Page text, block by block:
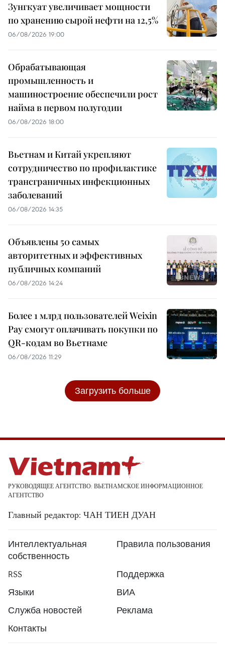
Зунгкуат увеличивает мощности
по хранению сырой нефти на 12,5%
06/08/2026 19:00
Обрабатывающая
промышленность и
машиностроение обеспечили рост
найма в первом полугодии
06/08/2026 18:00
Вьетнам и Китай укрепляют
сотрудничество по профилактике
трансграничных инфекционных
заболеваний
06/08/2026 14:35
Объявлены 50 самых
авторитетных и эффективных
публичных компаний
06/08/2026 14:24
Более 1 млрд пользователей Weixin
Pay смогут оплачивать покупки по
QR-кодам во Вьетнаме
06/08/2026 11:29
Загрузить больше
РУКОВОДЯЩЕЕ АГЕНТСТВО: ВЬЕТНАМСКОЕ ИНФОРМАЦИОННОЕ
АГЕНТСТВО
Главный редактор: ЧАН ТИЕН ДУАН
Интеллектуальная
собственность
Правила пользования
RSS
Поддержка
Языки
ВИА
Служба новостей
Реклама
Контакты